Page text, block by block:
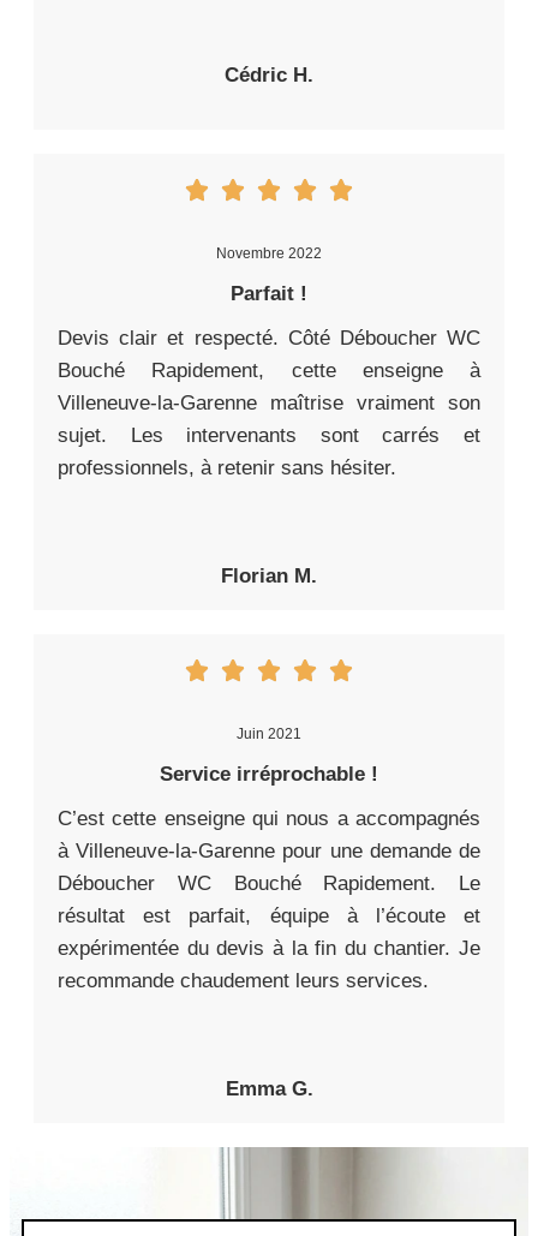
Cédric H.
Novembre 2022
Parfait !
Devis clair et respecté. Côté Déboucher WC
Bouché Rapidement, cette enseigne à
Villeneuve-la-Garenne maîtrise vraiment son
sujet. Les intervenants sont carrés et
professionnels, à retenir sans hésiter.
Florian M.
Juin 2021
Service irréprochable !
C’est cette enseigne qui nous a accompagnés
à Villeneuve-la-Garenne pour une demande de
Déboucher WC Bouché Rapidement. Le
résultat est parfait, équipe à l’écoute et
expérimentée du devis à la fin du chantier. Je
recommande chaudement leurs services.
Emma G.